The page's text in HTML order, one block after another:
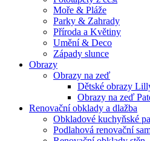
Moře & Pláže
Parky & Zahrady
Příroda a Květiny
Umění & Deco
Západy slunce
Obrazy
Obrazy na zeď
Dětské obrazy
Obrazy na zeď
Renovační obklady a dlažba
Obkladové kuchyňské
Podlahová renovační